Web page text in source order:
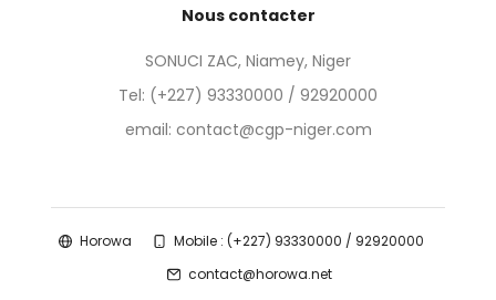
Nous contacter
SONUCI ZAC, Niamey, Niger
Tel: (+227) 93330000 / 92920000
email: contact@cgp-niger.com
Horowa
Mobile : (+227) 93330000 / 92920000
contact@horowa.net